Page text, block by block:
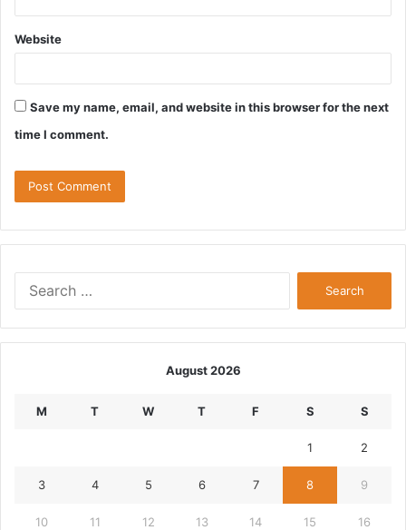
Website
Save my name, email, and website in this browser for the next
time I comment.
August 2026
M T W T F S S
1 2
3 4 5 6 7 8 9
10 11 12 13 14 15 16